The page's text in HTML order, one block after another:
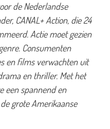
de Nederlandse
CANAL+ Action, die 24
Actie moet gezien
Consumenten
en films verwachten uit
en thriller. Met het
een spannend en
grote Amerikaanse